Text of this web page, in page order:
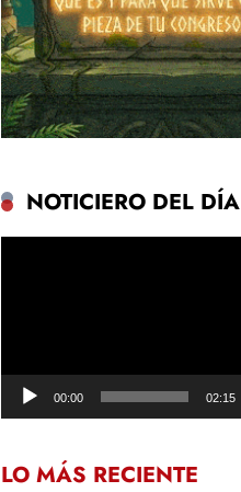
NOTICIERO DEL DÍA
00:00 02:15
LO MÁS RECIENTE